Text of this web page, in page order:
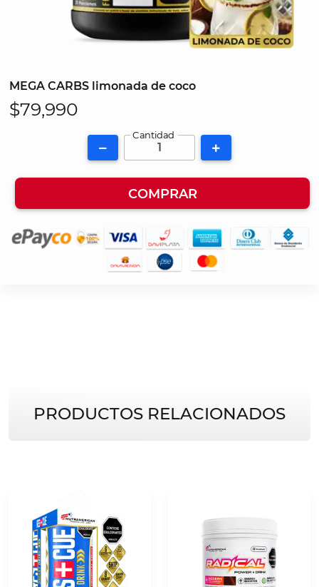
MEGA CARBS limonada de coco
$79,990
Cantidad
COMPRAR
PRODUCTOS RELACIONADOS